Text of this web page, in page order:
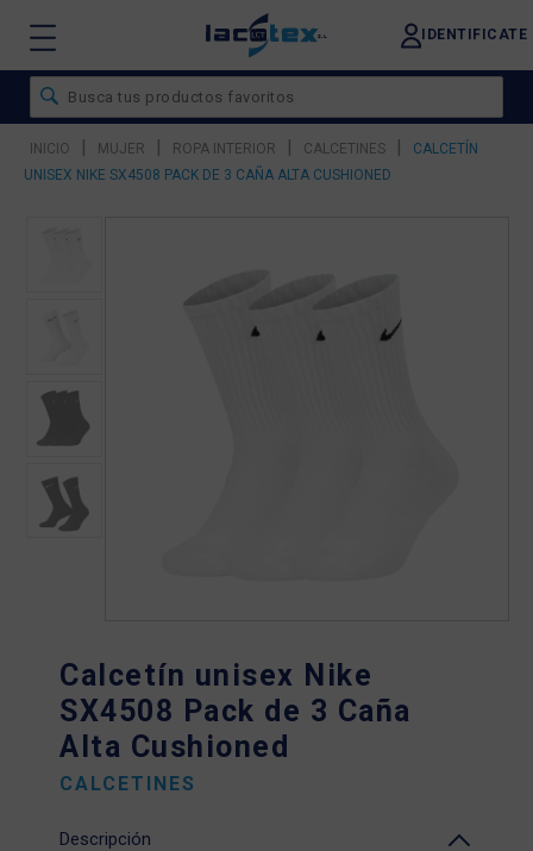
IDENTIFICATE
INICIO | MUJER | ROPA INTERIOR | CALCETINES |
CALCETÍN
UNISEX NIKE SX4508 PACK DE 3 CAÑA ALTA CUSHIONED
Calcetín unisex Nike
SX4508 Pack de 3 Caña
Alta Cushioned
CALCETINES
Descripción